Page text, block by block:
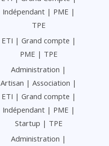
Indépendant | PME |
TPE
ETI | Grand compte |
PME | TPE
Administration |
Artisan | Association |
ETI | Grand compte |
Indépendant | PME |
Startup | TPE
Administration |